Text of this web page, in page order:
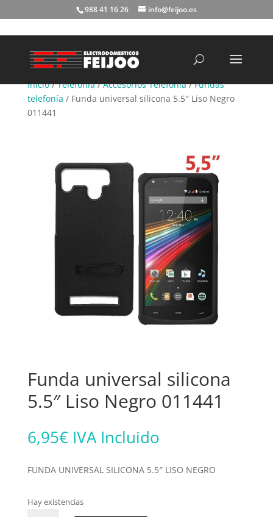
988 41 16 26 info@feijoo.es
Inicio/Telefonía/Accesorios Telefonía/Fundas
telefonía / Funda universal silicona 5.5″ Liso Negro
011441
Funda universal silicona
5.5″ Liso Negro 011441
6,95€ IVA Incluido
FUNDA UNIVERSAL SILICONA 5.5″ LISO NEGRO
Hay existencias